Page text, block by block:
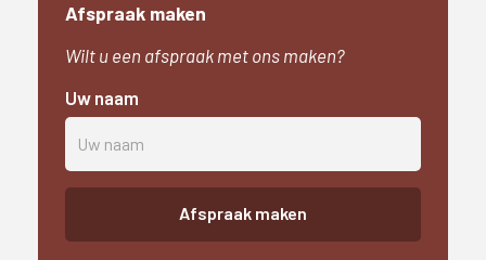
Afspraak maken
Wilt u een afspraak met ons maken?
Uw naam
Afspraak maken